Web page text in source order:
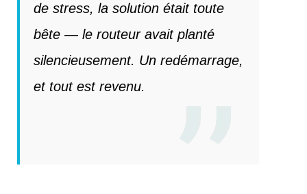
de stress, la solution était toute
bête — le routeur avait planté
silencieusement. Un redémarrage,
et tout est revenu.